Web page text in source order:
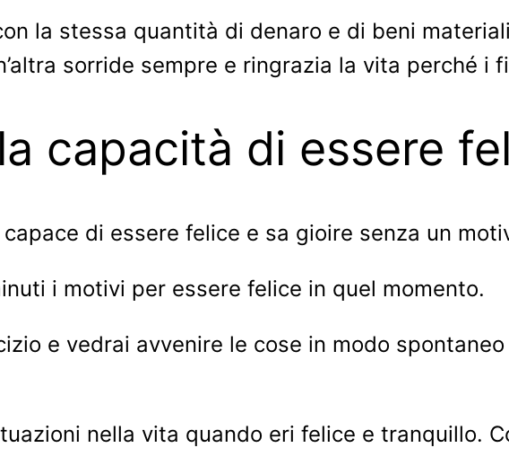
la stessa quantità di denaro e di beni
sorride sempre e ringrazia la vita perché i
capacità di essere
di essere felice e sa gioire senza un
i motivi per essere felice in quel momento.
e vedrai avvenire le cose in modo
nella vita quando eri felice e tranquillo.